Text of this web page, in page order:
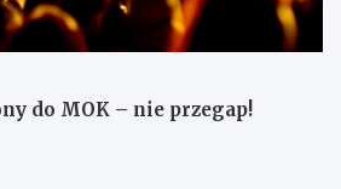
do MOK – nie przegap!